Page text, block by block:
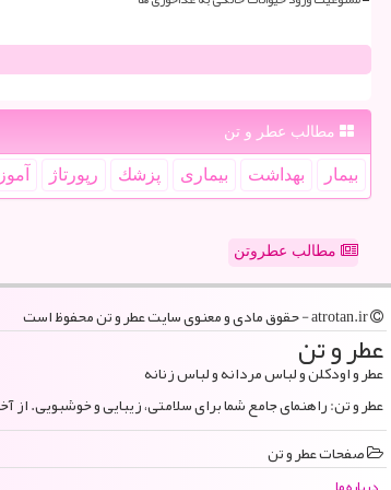
مطالب عطر و تن
بیمار بهداشت بیماری پزشك رپورتاژ
مطالب عطروتن
عطر و تن
عطر و اودکلن و لباس مردانه و لباس زنانه
عطر و تن: راهنمای جامع شما برای سلامتی، زیبایی و خوشبویی. از
صفحات عطر و تن